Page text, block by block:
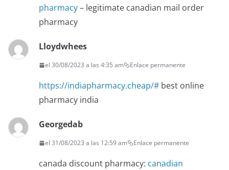
pharmacy– legitimate canadian mail order
pharmacy
Lloydwhees
el 30/08/2023 a las 4:35 am Enlace permanente
https://indiapharmacy.cheap/# best online
pharmacy india
Georgedab
el 31/08/2023 a las 12:59 am Enlace permanente
canada discount pharmacy: canadian